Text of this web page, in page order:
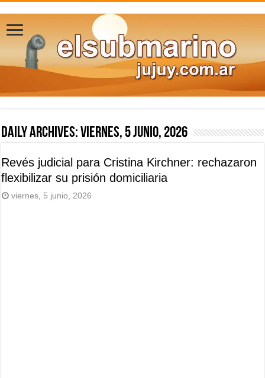
Daily Archives:viernes, 5 junio, 2026
Revés judicial para Cristina Kirchner: rechazaron
flexibilizar su prisión domiciliaria
viernes, 5 junio, 2026